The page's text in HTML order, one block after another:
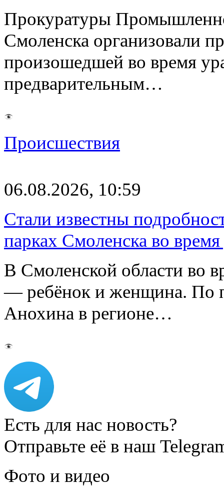
Прокуратуры
Смоленска организовали
произошедшей во время
предварительным…
Происшествия
06.08.2026, 10:59
Стали известны
парках Смоленска во время
В Смоленской области во
— ребёнок и женщина. По
Анохина в регионе…
Есть для нас новость?
Отправьте её в наш
Фото и видео